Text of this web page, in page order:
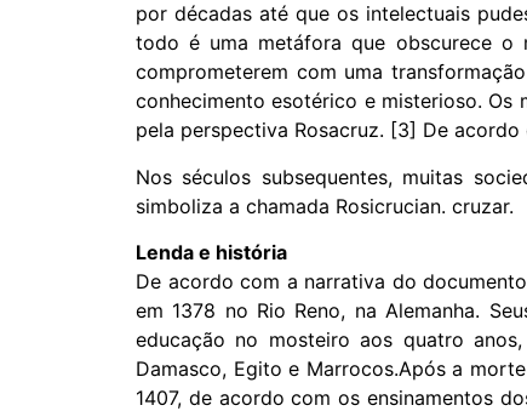
por décadas até que os intelectuais
todo é uma metáfora que obscurece o
comprometerem com uma
conhecimento esotérico e misterioso. Os
pela perspectiva Rosacruz. [3] De
Nos séculos subsequentes, muitas
simboliza a chamada Rosicrucian. cruzar.
Lenda e história
De acordo com a narrativa do documento
em 1378 no Rio Reno, na Alemanha.
educação no mosteiro aos quatro
Damasco, Egito e Marrocos.Após a
1407, de acordo com os ensinamentos